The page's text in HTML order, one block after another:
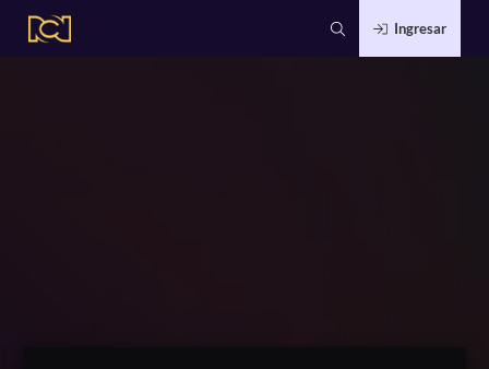
Ingresar